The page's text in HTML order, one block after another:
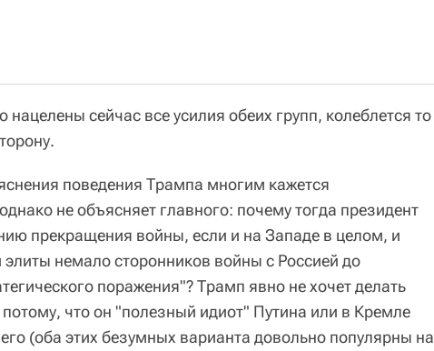
нацелены сейчас все усилия обеих групп, колеблется то
поведения Трампа многим кажется
не объясняет главного: почему тогда президент
прекращения войны, если и на Западе в целом, и
немало сторонников войны с Россией до
поражения"? Трамп явно не хочет делать
что он "полезный идиот" Путина или в Кремле
(оба этих безумных варианта довольно популярны на